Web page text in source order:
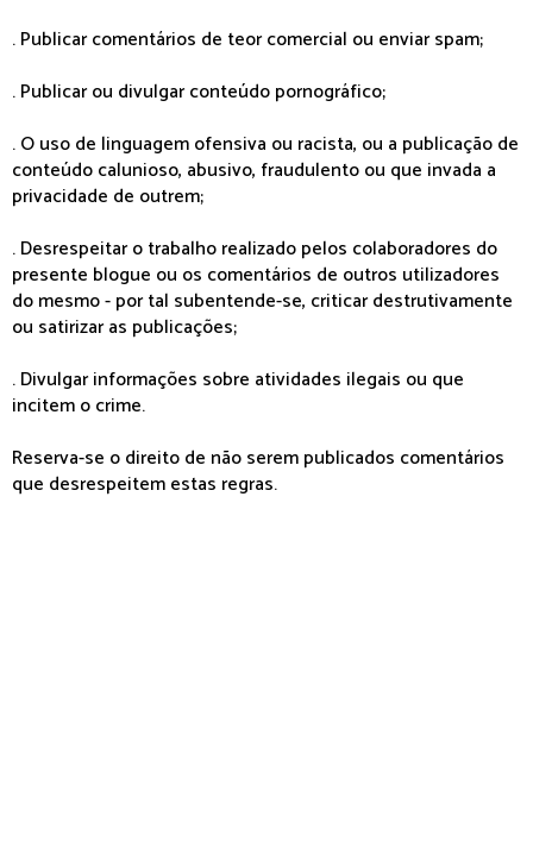
. Publicar comentários de teor comercial ou enviar spam;
. Publicar ou divulgar conteúdo pornográfico;
. O uso de linguagem ofensiva ou racista, ou a publicação de
conteúdo calunioso, abusivo, fraudulento ou que invada a
privacidade de outrem;
. Desrespeitar o trabalho realizado pelos colaboradores do
presente blogue ou os comentários de outros utilizadores
do mesmo - por tal subentende-se, criticar destrutivamente
ou satirizar as publicações;
. Divulgar informações sobre atividades ilegais ou que
incitem o crime.
Reserva-se o direito de não serem publicados comentários
que desrespeitem estas regras.